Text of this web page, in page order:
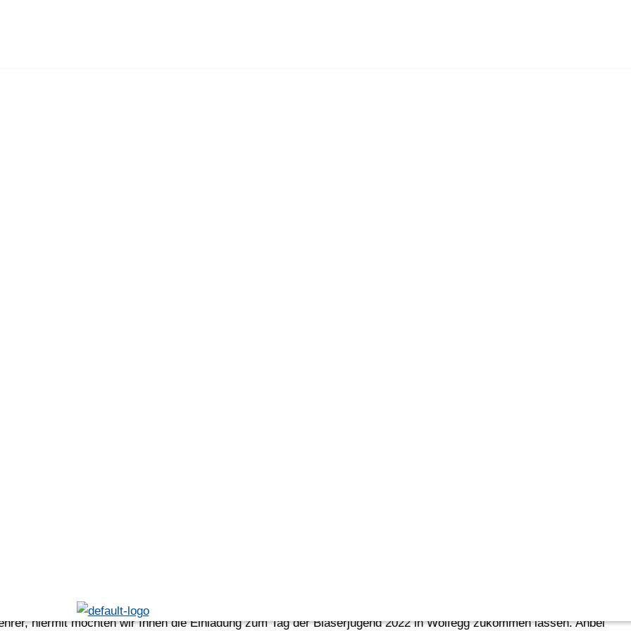
Concert“ am 3.+10.Juli 2022 !
Projekts Kreisverband RV in Concert auf YouTube präsentieren
für die Orchester eine Auftrittsmöglichkeit, wofür es sich nach der
euch auf eine bunte Mischung Blasmusik konzertant  traditionell  […]
am 22.10.2022 in Wolfegg
hiermit möchten wir Ihnen die Einladung zum Tag der Bläserjugend 2022 in Wolfegg zukommen lassen. Anbei